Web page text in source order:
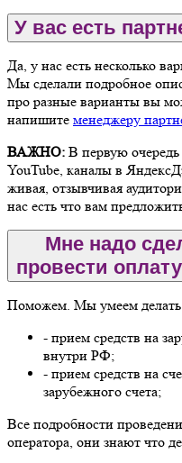
У вас есть
Да, у нас есть несколько
Мы сделали подробное
про разные варианты вы
напишите менеджеру
ВАЖНО: В первую
YouTube, каналы в
живая, отзывчивая
нас есть что вам
Мне надо
провести
Поможем. Мы умеем делать
- прием средств на
внутри РФ;
- прием средств на
зарубежного счета;
Все подробности
оператора, они знают что